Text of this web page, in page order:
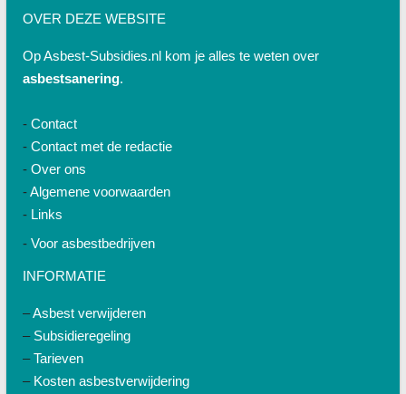
OVER DEZE WEBSITE
Op Asbest-Subsidies.nl kom je alles te weten over
asbestsanering.
- Contact
- Contact met de redactie
- Over ons
-Algemene voorwaarden
- Links
- Voor asbestbedrijven
INFORMATIE
–Asbest verwijderen
– Subsidieregeling
–Tarieven
– Kosten asbestverwijdering